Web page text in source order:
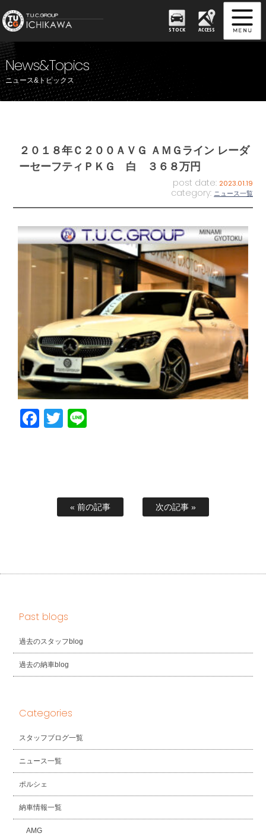
STOCK ACCESS
News&Topics
ニュース&トピックス
２０１８年Ｃ２００ＡＶＧ ＡＭＧライン レーダ
ーセーフティＰＫＧ 白 ３６８万円
post date: 2023.01.19
category: ニュース一覧
Facebook
Twitter
« 前の記事 次の記事 »
Past blogs
過去のスタッフblog
過去の納車blog
Categories
スタッフブログ一覧
ニュース一覧
ポルシェ
納車情報一覧
AMG